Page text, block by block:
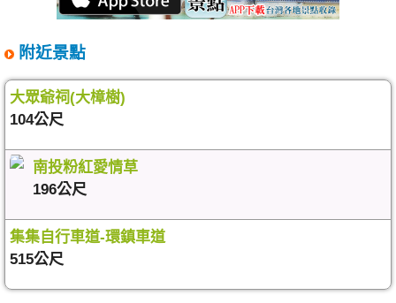
附近景點
大眾爺祠(大樟樹)
104公尺
南投粉紅愛情草
196公尺
集集自行車道-環鎮車道
515公尺